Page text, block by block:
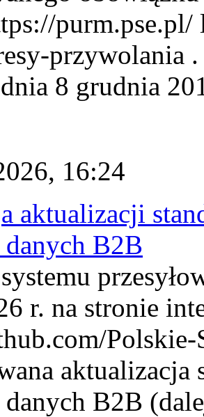
przywolania
8 grudnia
16:24
aktualizacji
B2B
r. na stronie
Polskie-
aktualizacja
B2B